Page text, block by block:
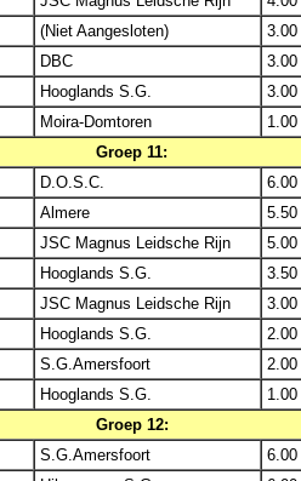
(Niet Aangesloten)
3.00
DBC
3.00
Hooglands S.G.
3.00
Moira-Domtoren
1.00
Groep 11:
D.O.S.C.
6.00
Almere
5.50
JSC Magnus Leidsche Rijn
5.00
Hooglands S.G.
3.50
JSC Magnus Leidsche Rijn
3.00
Hooglands S.G.
2.00
S.G.Amersfoort
2.00
Hooglands S.G.
1.00
Groep 12:
S.G.Amersfoort
6.00